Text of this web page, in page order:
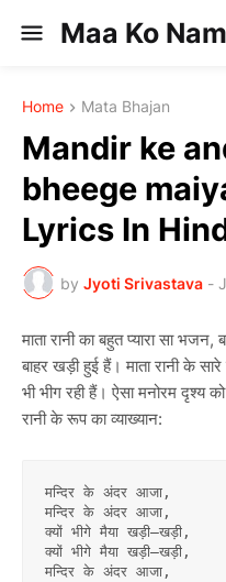
Maa Ko
Home Mata Bhajan
Mandir ke
bheege
Lyrics In
by Jyoti Srivastava -
माता रानी का बहुत प्यारा सा
बाहर खड़ी हुई हैं। माता रानी के
भी भीग रही हैं। ऐसा मनोरम दृश्य
रानी के रूप का व्याख्यान:
मन्दिर के अंदर आजा,
मन्दिर के अंदर आजा,
क्यों भीगे मैया खड़ी–खड़ी,
क्यों भीगे मैया खड़ी–खड़ी,
मन्दिर के अंदर आजा,